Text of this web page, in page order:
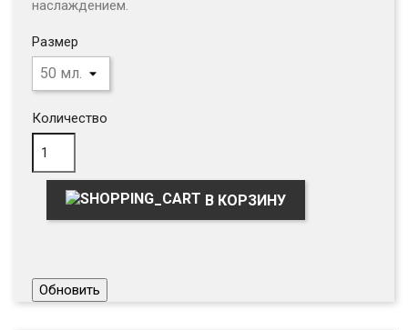
наслаждением.
Размер
Количество
В КОРЗИНУ